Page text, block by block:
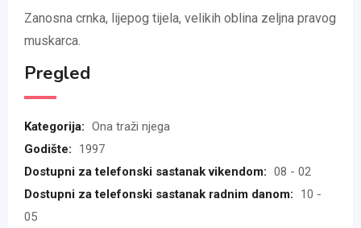
Zanosna crnka, lijepog tijela, velikih oblina zeljna pravog
muskarca.
Pregled
Kategorija: Ona traži njega
Godište:
1997
Dostupni za telefonski sastanak vikendom: 08 - 02
Dostupni za telefonski sastanak radnim danom:
10 -
05